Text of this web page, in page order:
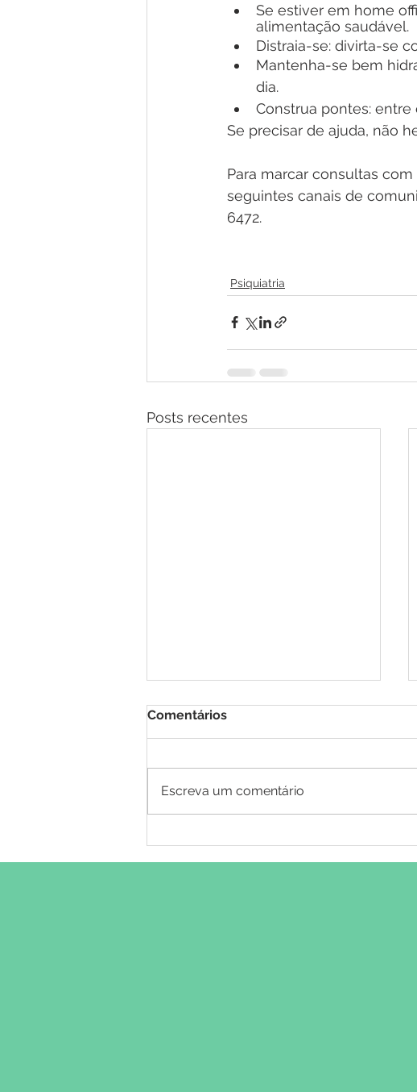
Se estiver em home
alimentação saudável.
Distraia-se: divirta-se
Mantenha-se bem
dia.
Construa pontes:
Se precisar de ajuda, não
Para marcar consultas
seguintes canais de
6472.
Psiquiatria
Posts recentes
Comentários
Escreva um comentário